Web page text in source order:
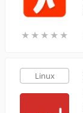
★ ★ ★ ★ ★
★ ★ ★ ★ ★
Linux